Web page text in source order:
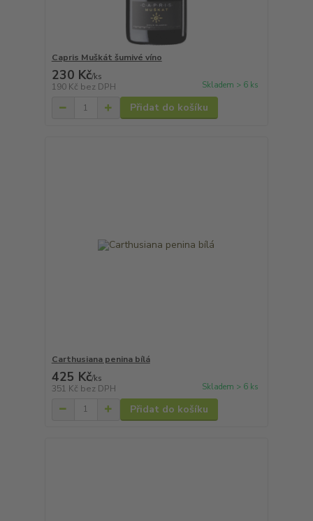
Capris Muškát šumivé víno
230 Kč/ks
190 Kč bez DPH Skladem > 6 ks
Přidat do košíku
Carthusiana penina bílá
425 Kč/ks
351 Kč bez DPH Skladem > 6 ks
Přidat do košíku